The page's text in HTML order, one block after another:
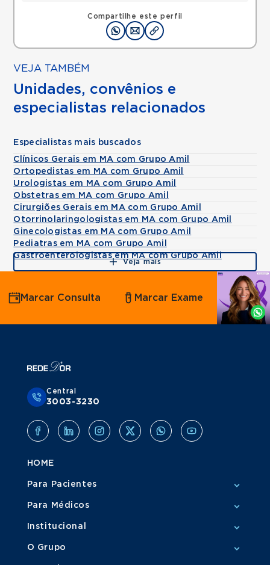
Compartilhe este perfil
VEJA TAMBÉM
Unidades, convênios e
especialistas relacionados
Especialistas mais buscados
Clínicos Gerais em MA com Grupo Amil
Ortopedistas em MA com Grupo Amil
Urologistas em MA com Grupo Amil
Obstetras em MA com Grupo Amil
Cirurgiões Gerais em MA com Grupo Amil
Otorrinolaringologistas em MA com Grupo Amil
Ginecologistas em MA com Grupo Amil
Pediatras em MA com Grupo Amil
Gastroenterologistas em MA com Grupo Amil
Veja mais
Agende
por
Whatsapp
Marcar Consulta Marcar Exame
Central
3003-3230
HOME
Para Pacientes
Para Médicos
Institucional
O Grupo